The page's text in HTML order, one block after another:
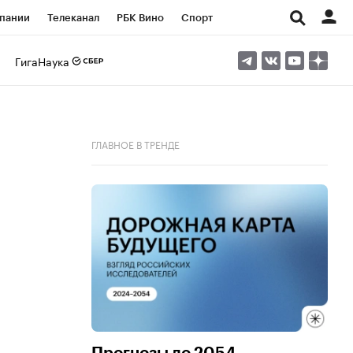
Телеканал РБК Вино Спорт
ГигаНаука
ГЛАВНОЕ В ТРЕНДЕ